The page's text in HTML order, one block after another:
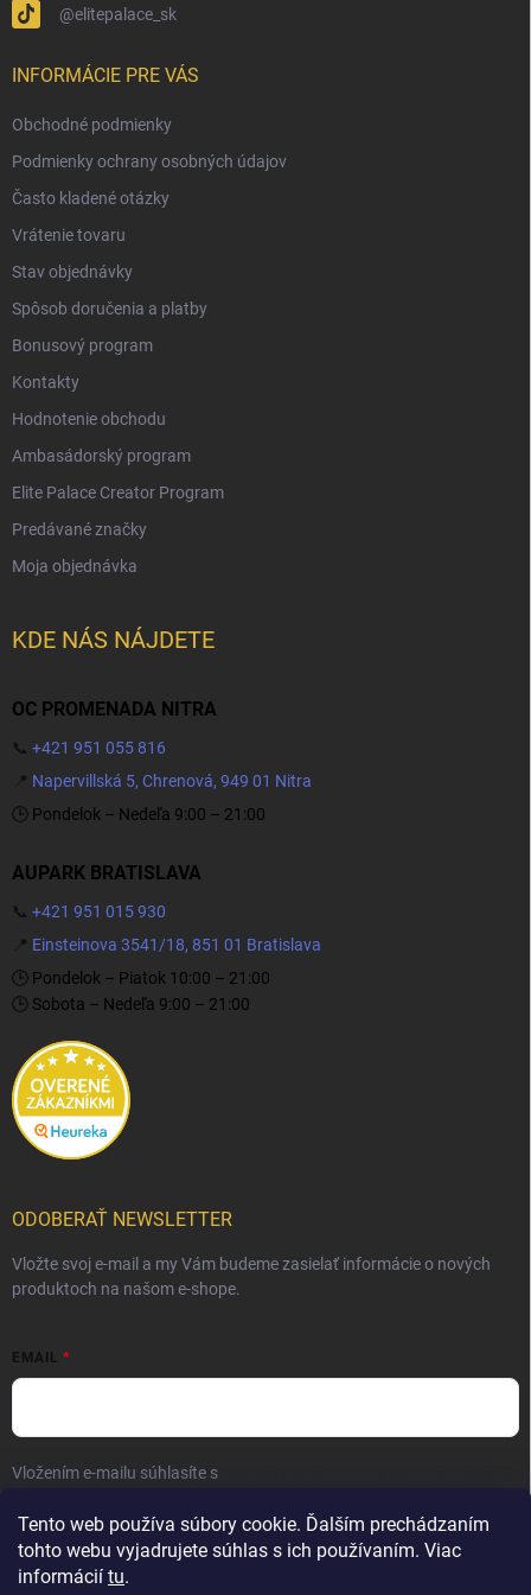
Tento web používa súbory cookie. Ďalším prechádzaním
tohto webu vyjadrujete súhlas s ich používaním. Viac
informácií tu.
@elitepalace_sk
INFORMÁCIE PRE VÁS
Obchodné podmienky
Podmienky ochrany osobných údajov
Často kladené otázky
Vrátenie tovaru
Stav objednávky
Spôsob doručenia a platby
Bonusový program
Kontakty
Hodnotenie obchodu
Ambasádorský program
Elite Palace Creator Program
Predávané značky
Moja objednávka
KDE NÁS NÁJDETE
OC PROMENADA NITRA
📞 +421 951 055 816
📍 Napervillská 5, Chrenová, 949 01 Nitra
🕒 Pondelok – Nedeľa 9:00 – 21:00
AUPARK BRATISLAVA
📞 +421 951 015 930
📍 Einsteinova 3541/18, 851 01 Bratislava
🕒 Pondelok – Piatok 10:00 – 21:00
🕒 Sobota – Nedeľa 9:00 – 21:00
ODOBERAŤ NEWSLETTER
Vložte svoj e-mail a my Vám budeme zasielať informácie o nových
produktoch na našom e-shope.
EMAIL
Vložením e-mailu súhlasíte s
Prihlásiť sa